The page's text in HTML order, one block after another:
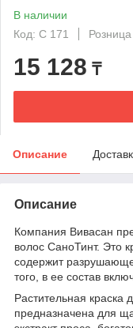
В наличии
Код: C 171
Розница
15 128 ₸
Описание
Описание
Компания Вивасан
волос СаноТинт. Это
содержит
того, в ее состав
Растительная краска
предназначена для